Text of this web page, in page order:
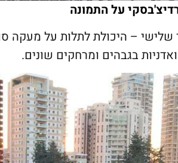
על התמונה
– היכולת לתלות על מעקה
בגבהים ומרחקים שונים.